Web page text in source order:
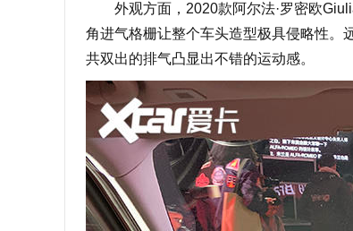
外观方面，2020款阿尔法·罗密欧
角进气格栅让整个车头造型极具侵略性。
共双出的排气凸显出不错的运动感。